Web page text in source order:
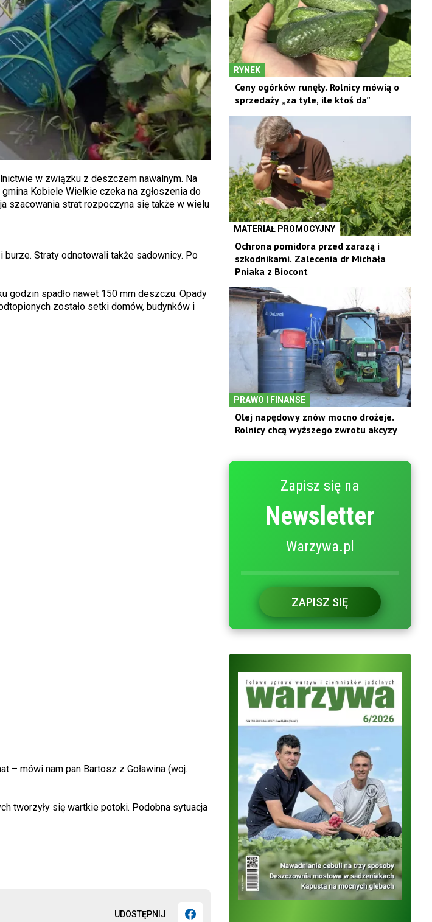
UDOSTĘPNIJ
w związku z deszczem nawalnym. Na
Kobiele Wielkie czeka na zgłoszenia do
szacowania strat rozpoczyna się także w wielu
burze. Straty odnotowali także sadownicy. Po
godzin spadło nawet 150 mm deszczu. Opady
zostało setki domów, budynków i
– mówi nam pan Bartosz z Goławina (woj.
tworzyły się wartkie potoki. Podobna sytuacja
RYNEK
Ceny ogórków runęły. Rolnicy mówią o
sprzedaży „za tyle, ile ktoś da”
MATERIAŁ PROMOCYJNY
Ochrona pomidora przed zarazą i
szkodnikami. Zalecenia dr Michała
Pniaka z Biocont
PRAWO I FINANSE
Olej napędowy znów mocno drożeje.
Rolnicy chcą wyższego zwrotu akcyzy
Zapisz się na
Newsletter
Warzywa.pl
ZAPISZ SIĘ